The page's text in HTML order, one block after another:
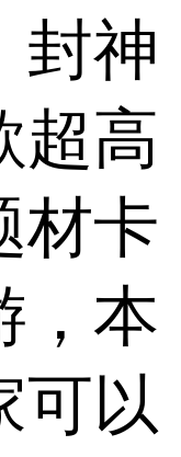
封神
超高
材卡
，本
可以